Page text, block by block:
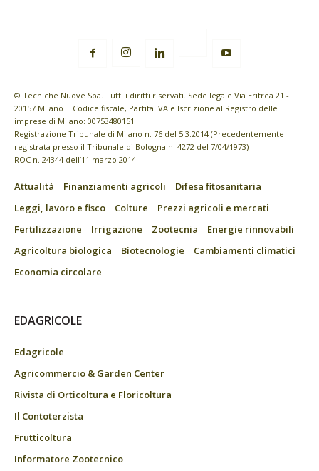
© Tecniche Nuove Spa. Tutti i diritti riservati. Sede legale Via Eritrea 21 -
20157 Milano | Codice fiscale, Partita IVA e Iscrizione al Registro delle
imprese di Milano: 00753480151
Registrazione Tribunale di Milano n. 76 del 5.3.2014 (Precedentemente
registrata presso il Tribunale di Bologna n. 4272 del 7/04/1973)
ROC n. 24344 dell’11 marzo 2014
Attualità Finanziamenti agricoli
Difesa fitosanitaria
Leggi, lavoro e fisco
Colture
Prezzi agricoli e mercati
Fertilizzazione
Irrigazione Zootecnia
Energie rinnovabili
Agricoltura biologica
Biotecnologie
Cambiamenti climatici
Economia circolare
EDAGRICOLE
Edagricole
Agricommercio & Garden Center
Rivista di Orticoltura e Floricoltura
Il Contoterzista
Frutticoltura
Informatore Zootecnico